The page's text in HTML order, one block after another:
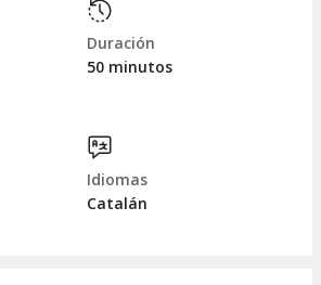
Duración
50 minutos
Idiomas
Catalán